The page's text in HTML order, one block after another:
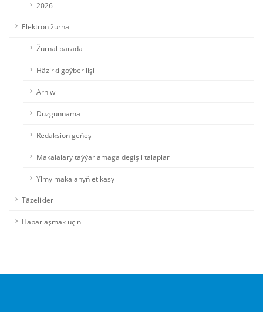
2026
Elektron žurnal
Žurnal barada
Häzirki goýberilişi
Arhiw
Düzgünnama
Redaksion geňeş
Makalalary taýýarlamaga degişli talaplar
Ylmy makalanyň etikasy
Täzelikler
Habarlaşmak üçin